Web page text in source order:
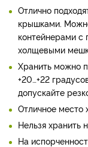
Отлично
крышками.
контейнерами
холщевыми
Хранить можно
+20…+22
допускайте
Отличное место
Нельзя хранить
На